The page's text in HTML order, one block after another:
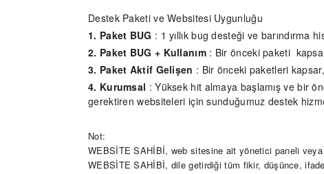
Destek Paketi ve Websitesi Uygunluğu
1. Paket BUG : 1 yıllık bug desteği ve barındırma
2. Paket BUG + Kullanım: Bir önceki paketi kapsar
3. Paket Aktif Gelişen : Bir önceki paketleri
4. Kurumsal : Yüksek hit almaya başlamış ve bir
gerektiren websiteleri için sunduğumuz destek
Not:
WEBSİTE SAHİBİ, web sitesine ait yönetici paneli
WEBSİTE SAHİBİ, dile getirdiği tüm fikir, düşünce,